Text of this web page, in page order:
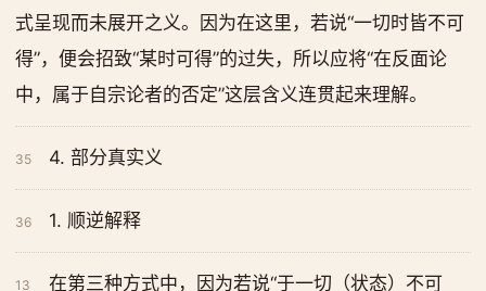
式呈现而未展开之义。因为在这里，若说“一切时皆不可
得”，便会招致“某时可得”的过失，所以应将“在反面论
中，属于自宗论者的否定”这层含义连贯起来理解。
35 4. 部分真实义
36 1. 顺逆解释
13
在第三种方式中，因为若说“于一切（状态）不可